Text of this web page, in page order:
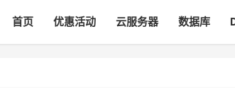
首页 优惠活动 云服务器 数据库